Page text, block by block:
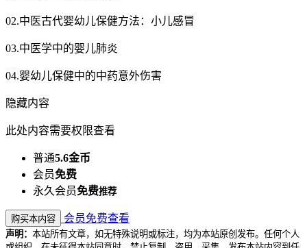
02.中医古代婴幼儿保健方法：小儿感冒
03.中医学中的婴儿肺炎
04.婴幼儿保健中的中药意外伤害
隐藏内容
此处内容需要权限查看
普通5.6金币
会员免费
永久会员免费推荐
购买本内容 会员免费查看
声明： 本站所有文章，如无特殊说明或标注，均为本站原创发布。任何个人